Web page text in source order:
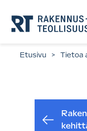
suoraan
sisältöön.
Etusivu > Tietoa